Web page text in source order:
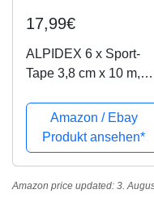
17,99€
ALPIDEX 6 x Sport-
Tape 3,8 cm x 10 m,
Amazon / Ebay
Produkt ansehen*
Amazon price updated: 3.